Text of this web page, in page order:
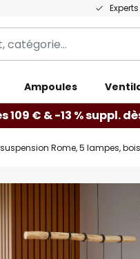
Ampoules
109 € & -13 % suppl.
Rome, 5 lampes,